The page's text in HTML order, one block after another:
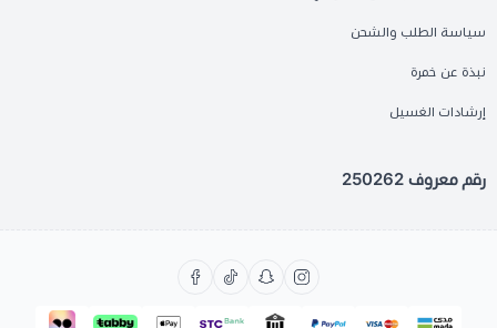
سياسة الطلب والشحن
نبذة عن خمرة
إرشادات الغسيل
رقم معروف 250262